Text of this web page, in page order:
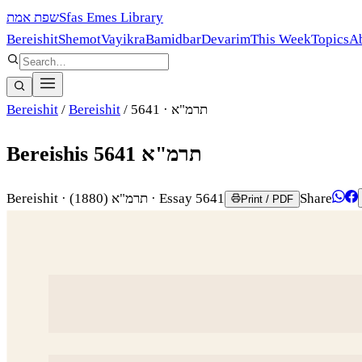
שפת אמתSfas Emes Library
BereishitShemotVayikraBamidbarDevarimThis WeekTopics
Bereishit / Bereishit / תרמ"א · 5641
Bereishis תרמ"א 5641
Bereishit · תרמ"א (1880) · Essay 5641 Print / PDF Share